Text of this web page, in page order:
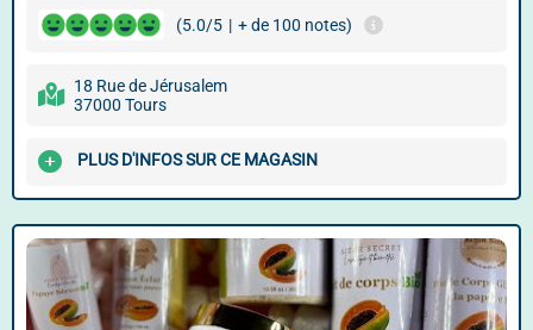
(5.0/5 | + de 100 notes)
18 Rue de Jérusalem
37000 Tours
PLUS D'INFOS SUR CE MAGASIN